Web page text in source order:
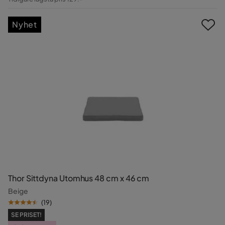
Thor Sittdyna Utomhus 48 cm x 46 cm
Beige
(19)
SE PRISET!
Nyhet